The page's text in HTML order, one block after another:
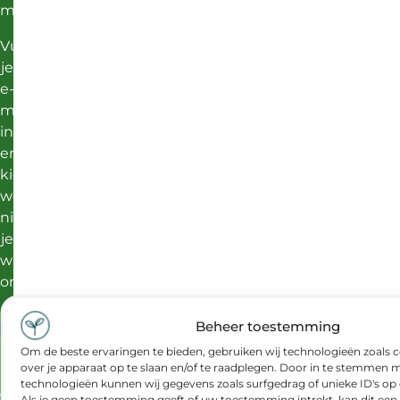
Beheer toestemming
Om de beste ervaringen te bieden, gebruiken wij technologieën zoals
over je apparaat op te slaan en/of te raadplegen. Door in te stemmen
technologieën kunnen wij gegevens zoals surfgedrag of unieke ID's op
meer.
Vul
je
e-
mailadres
in
en
kies
welke
nieuwsbrief
je
wilt
ontvangen:
E-mailadres
Welk nieuws wil je ontvangen?*
Professional